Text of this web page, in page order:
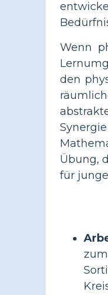
Wenn
den
Übung,
für